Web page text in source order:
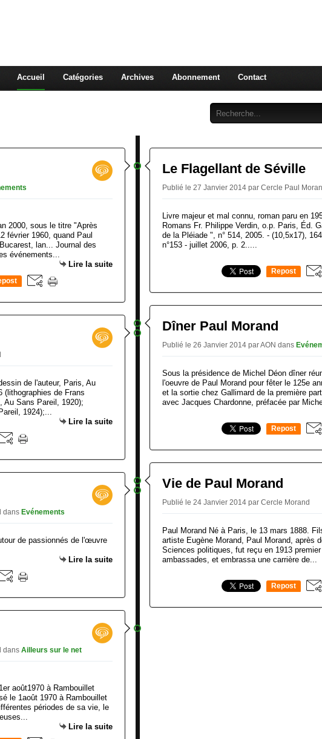
Accueil Catégories Archives Abonnement Contact
2000, sous le titre "Après
février 1960, quand Paul
lan... Journal des
événements...
Lire la suite
de l'auteur, Paris, Au
(lithographies de Frans
Au Sans Pareil, 1920);
1924);...
Lire la suite
dans Evénements
de passionnés de l'œuvre
Lire la suite
dans Ailleurs sur le net
août1970 à Rambouillet
le 1août 1970 à Rambouillet
périodes de sa vie, le
Lire la suite
Le Flagellant de Séville
Publié le 27 Janvier 2014 par Cercle Paul
Livre majeur et mal connu, roman paru en
Romans Fr. Philippe Verdin, o.p. Paris, Éd.
de la Pléiade ", n° 514, 2005. - (10,5x17),
n°153 - juillet 2006, p. 2.....
Repost
Dîner Paul Morand
Publié le 26 Janvier 2014 par AON dans
Sous la présidence de Michel Déon dîner
l'oeuvre de Paul Morand pour fêter le 125e
et la sortie chez Gallimard de la première
avec Jacques Chardonne, préfacée par
Repost
Vie de Paul Morand
Publié le 24 Janvier 2014 par Cercle Morand
Paul Morand Né à Paris, le 13 mars 1888.
artiste Eugène Morand, Paul Morand, après
Sciences politiques, fut reçu en 1913
ambassades, et embrassa une carrière de...
Repost